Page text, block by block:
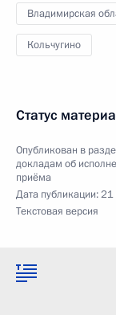
Владимирская
Кольчугино
Статус
Опубликован в
докладам об
приёма
Дата публикации:21
Текстовая версия